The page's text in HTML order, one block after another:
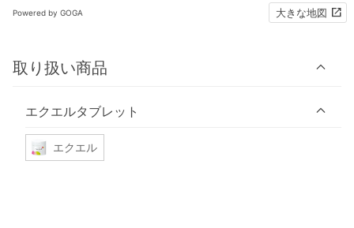
Powered by GOGA 大きな地図
取り扱い商品
エクエルタブレット
エクエル